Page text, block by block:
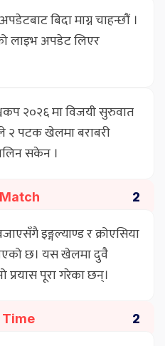
बिदा माग्न चाहन्छौं ।
लाइभ अपडेट लिएर
२०२६ मा विजयी सुरुवात
२ पटक खेलमा बराबरी
सकेन ।
2
इङ्गल्याण्ड र क्रोएसिया
छ। यस खेलमा दुवै
पूरा गरेका छन्।
Time 2